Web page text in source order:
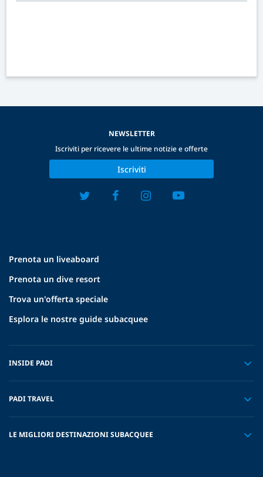
Prenota un liveaboard
Prenota un dive resort
Trova un'offerta speciale
Esplora le nostre guide subacquee
INSIDE PADI
PADI TRAVEL
LE MIGLIORI DESTINAZIONI SUBACQUEE
NEWSLETTER
Iscriviti per ricevere le ultime notizie e offerte
Iscriviti